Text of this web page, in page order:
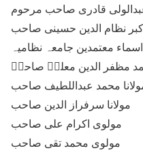
قادری صاحب مرحوم
اکبر نظام الدین حسینی صاحب
معتمدین جامعہ نظامیہ
مظفر الدین معلیؔ صاحبؒ
محمد عبداللطیف صاحب
مولانا سرفراز الدین صاحب
مولوی اکرام علی صاحب
مولوی محمد تقی صاحب